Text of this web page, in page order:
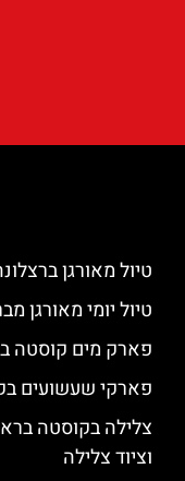
טיול מאורגן
טיול יומי מאורגן
פארק מים קוסטה
פארקי שעשועים
צלילה בקוסטה
וציוד צלילה